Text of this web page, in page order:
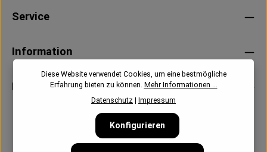
Service
Information
Newsletter
Diese Website verwendet Cookies, um eine bestmögliche
Erfahrung bieten zu können. Mehr Informationen ...
Datenschutz
Impressum
Konfigurieren